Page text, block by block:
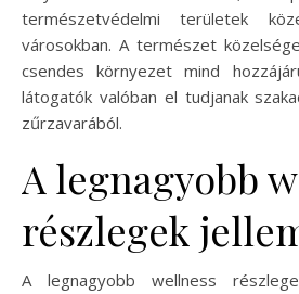
természetvédelmi területek
városokban. A természet
csendes környezet mind
látogatók valóban el tudjanak
zűrzavarából.
A legnagyobb
részlegek
A legnagyobb wellness